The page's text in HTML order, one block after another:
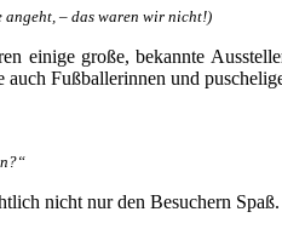
angeht, – das waren wir nicht!)
einige große, bekannte
auch Fußballerinnen und
nicht nur den Besuchern Spaß.